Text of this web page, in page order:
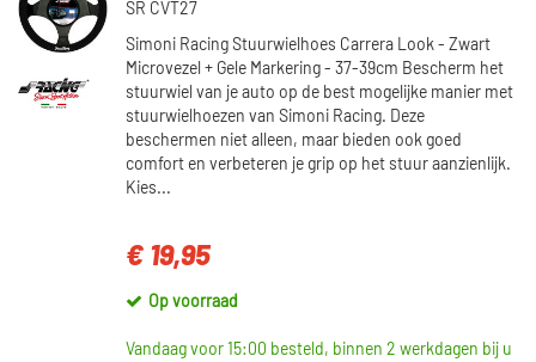
SR CVT27
Simoni Racing Stuurwielhoes Carrera Look - Zwart
Microvezel + Gele Markering - 37-39cm Bescherm het
stuurwiel van je auto op de best mogelijke manier met
stuurwielhoezen van Simoni Racing. Deze
beschermen niet alleen, maar bieden ook goed
comfort en verbeteren je grip op het stuur aanzienlijk.
Kies...
€ 19,95
Op voorraad
Vandaag voor 15:00 besteld, binnen 2 werkdagen bij u